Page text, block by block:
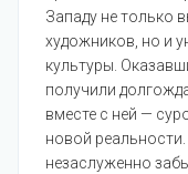
Западу не только
художников, но и
культуры.
получили
вместе с ней —
новой
незаслуженно